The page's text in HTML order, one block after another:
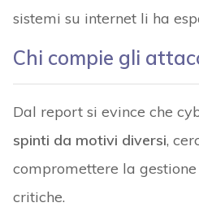
sistemi su internet li ha
Chi compie gli
Dal report si evince che
spinti da motivi diversi,
compromettere la
critiche.